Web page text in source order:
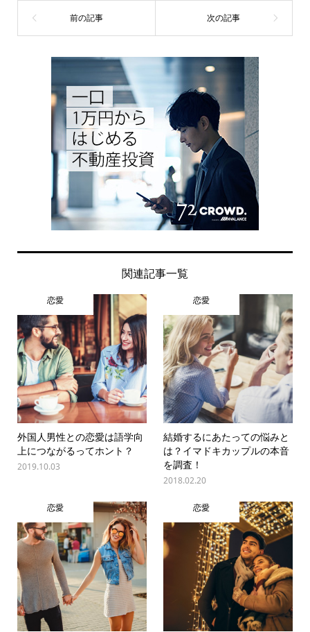
関連記事一覧
恋愛
外国人男性との恋愛は語学向
上につながるってホント？
2019.10.03
恋愛
結婚するにあたっての悩みと
は？イマドキカップルの本音
を調査！
2018.02.20
恋愛 恋愛